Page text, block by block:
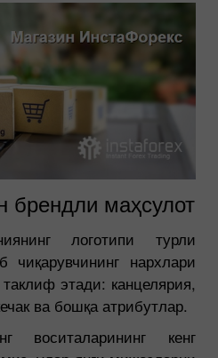
брендли маҳсулот
логотипи турли
чиқарувчининг нархлари
этади: канцелярия,
ва бошқа атрибутлар.
воситаларининг кенг